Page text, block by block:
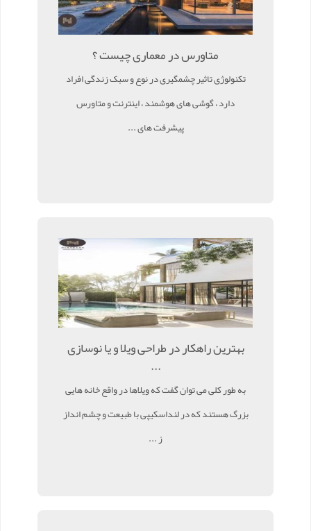
متاورس در معماری چیست ؟
تکنولوژی تاثیر چشمگیری در نوع و سبک زندگی افراد
دارد ، گوشی های هوشمند ، اینترنت و متاورس
پیشرفت های ...
بهترین راهکار در طراحی ویلا و یا نوسازی
...
به طور کلی می توان گفت که ویلاها در واقع خانه هایی
بزرگ هستند که در لنداسکیپی با طبیعت و چشم انداز
ز ...